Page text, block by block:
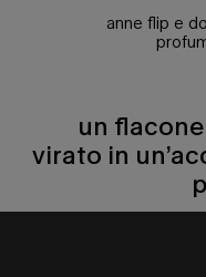
anne flip e
un
virato in